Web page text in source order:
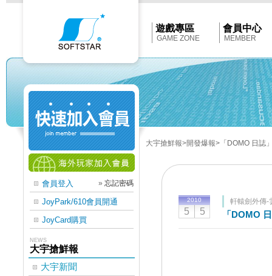
Softstar
遊戲專區
GAME ZONE
會員中心
MEMBER
會員登入 » 忘記密碼
JoyPark/610會員開通
JoyCard購買
NEWS
大宇搶鮮報
大宇新聞
大宇搶鮮報>開發爆報>「DOMO 日誌
2010
5 5
軒轅劍外傳-
「DOMO